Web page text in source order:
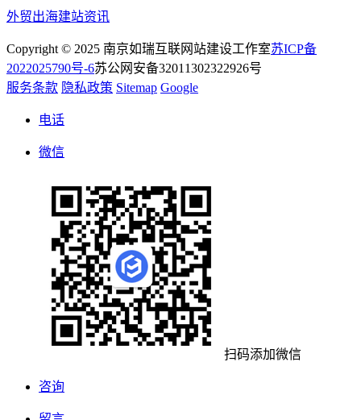
外贸出海建站资讯
Copyright © 2025 南京如瑞互联网站建设工作室苏ICP备
2022025790号-6苏公网安备32011302322926号
服务条款 隐私政策 Sitemap Google
电话
微信
扫码添加微信
咨询